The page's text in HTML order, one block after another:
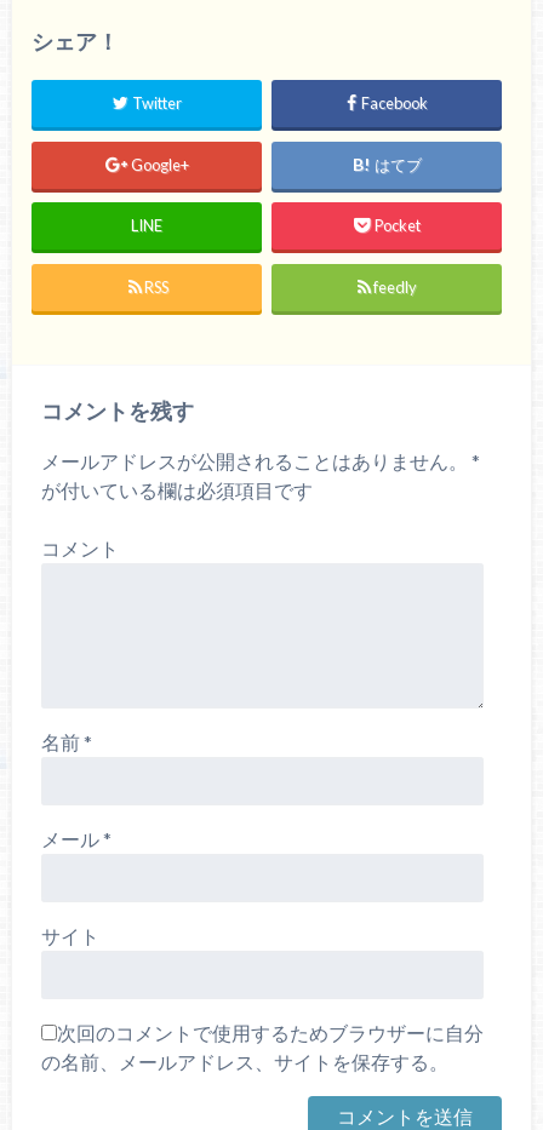
i
t
e
共
有
い
ド
ウ
き
す
る
に
は
ク
ッ
し
く
さ
い
(
新
し
ウ
で
ま
す
)
シェア！
Twitter Facebook
Google+ はてブ
LINE Pocket
RSS feedly
コメントを残す
メールアドレスが公開されることはありません。
*
が付いている欄は必須項目です
コメント
名前*
メール*
サイト
次回のコメントで使用するためブラウザーに自分
の名前、メールアドレス、サイトを保存する。